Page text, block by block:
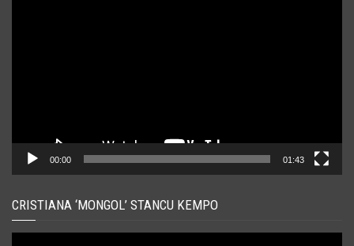
00:00 01:43
CRISTIANA ‘MONGOL’ STANCU KEMPO